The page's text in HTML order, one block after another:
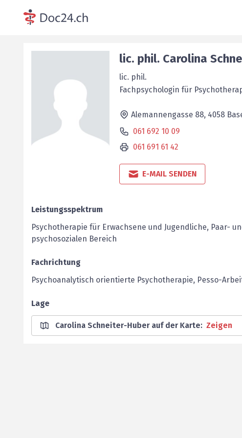
lic. phil. Carolina
lic. phil.
Fachpsychologin für
Alemannengasse 88, 4058
061 692 10 09
061 691 61 42
E-MAIL SENDEN
Leistungsspektrum
Psychotherapie für Erwachsene und ­Jugendliche, Paar-
psychosozialen Bereich
Fachrichtung
Psychoanalytisch orientierte ­Psychotherapie, Pesso-
Lage
Carolina Schneiter-Huber auf der Karte: Zeigen